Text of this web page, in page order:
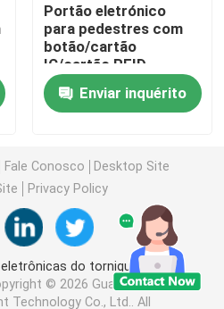
aleta
tripé
altura
deslizamento
reconhecimento facial
Portão eletrónico
para pedestres com
botão/cartão
IC/cartão RFID
controlado
Enviar inquérito
Fale Conosco
Desktop Site
Privacy Policy
do torniquete
© 2026 Guangdong
Technology Co., Ltd.. All